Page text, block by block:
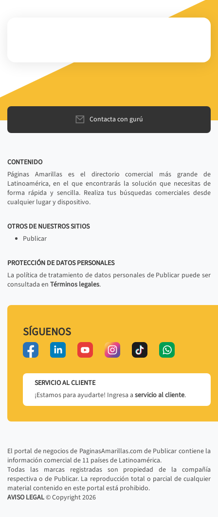
Contacta con gurú
CONTENIDO
Páginas Amarillas es el directorio comercial más grande de
Latinoamérica, en el que encontrarás la solución que necesitas de
forma rápida y sencilla. Realiza tus búsquedas comerciales desde
cualquier lugar y dispositivo.
OTROS DE NUESTROS SITIOS
Publicar
PROTECCIÓN DE DATOS PERSONALES
La política de tratamiento de datos personales de Publicar puede ser
consultada en Términos legales.
SÍGUENOS
SERVICIO AL CLIENTE
¡Estamos para ayudarte! Ingresa a servicio al cliente.
El portal de negocios de PaginasAmarillas.com de Publicar contiene la
información comercial de 11 países de Latinoamérica.
Todas las marcas registradas son propiedad de la compañía
respectiva o de Publicar. La reproducción total o parcial de cualquier
material contenido en este portal está prohibido.
AVISO LEGAL© Copyright2026